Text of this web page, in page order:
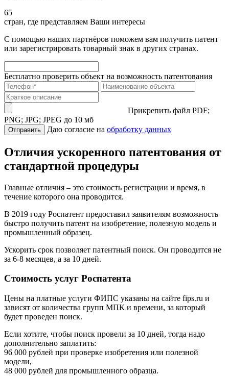
65
стран, где представляем Ваши интересы
С помощью наших партнёров поможем вам получить патент
или зарегистрировать товарный знак в других странах.
Бесплатно проверить объект на возможность патентования
Прикрепить файл PDF;
PNG; JPG; JPEG до 10 мб
Отправить Даю согласие на обработку данных
Отличия ускоренного патентования от
стандартной процедуры
Главные отличия – это стоимость регистрации и время, в
течение которого она проводится.
В 2019 году Роспатент предоставил заявителям возможность
быстро получить патент на изобретение, полезную модель и
промышленный образец.
Ускорить срок позволяет патентный поиск. Он проводится не
за 6-8 месяцев, а за 10 дней.
Стоимость услуг Роспатента
Цены на платные услуги ФИПС указаны на сайте fips.ru и
зависят от количества групп МПК и времени, за который
будет проведен поиск.
Если хотите, чтобы поиск провели за 10 дней, тогда надо
дополнительно заплатить:
96 000 рублей при проверке изобретения или полезной
модели,
48 000 рублей для промышленного образца.